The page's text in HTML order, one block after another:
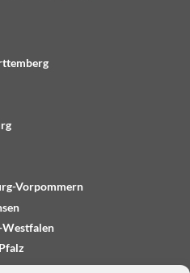
Vorpommern